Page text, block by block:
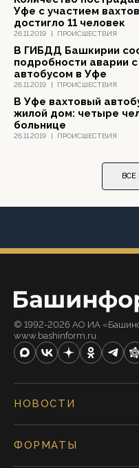
26.11.2019 | ПРОИСШЕСТВИЯ
Уфе с участием
достигло 11 человек
26.11.2019 | ПРОИСШЕСТВИЯ
В ГИБДД Башкирии
подробности аварии
автобусом в Уфе
26.11.2019 | ПРОИСШЕСТВИЯ
В Уфе вахтовый
жилой дом: четыре
больнице
© 1992-2026 АО ИА
www.bashinform.ru
НОВОСТИ
ФОРМАТЫ